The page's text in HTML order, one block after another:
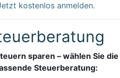
kostenlos anmelden.
sparen – wählen Sie die
Steuerberatung: